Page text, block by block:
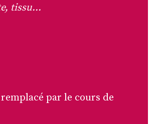
tissu...
par le cours de